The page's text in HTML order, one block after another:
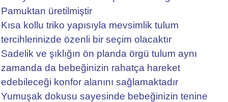
Pamuktan üretilmiştir
Kısa kollu triko yapısıyla mevsimlik tulum
tercihlerinizde özenli bir seçim olacaktır
Sadelik ve şıklığın ön planda örgü tulum aynı
zamanda da bebeğinizin rahatça hareket
edebileceği konfor alanını sağlamaktadır
Yumuşak dokusu sayesinde bebeğinizin tenine